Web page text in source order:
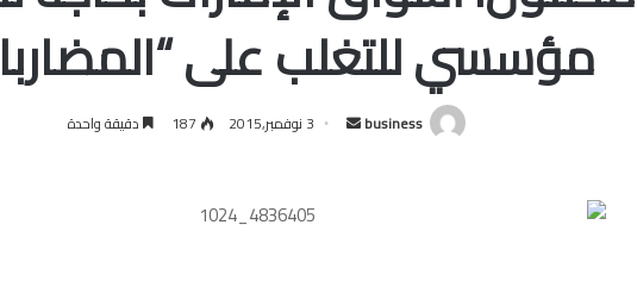
مؤسسي للتغلب على
business
أرسل 3 نوفمبر,2015 187 دقيقة واحدة